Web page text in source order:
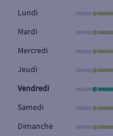
Rue
Lundi
Mardi
Mercredi
Jeudi
Vendredi
Samedi
Dimanche